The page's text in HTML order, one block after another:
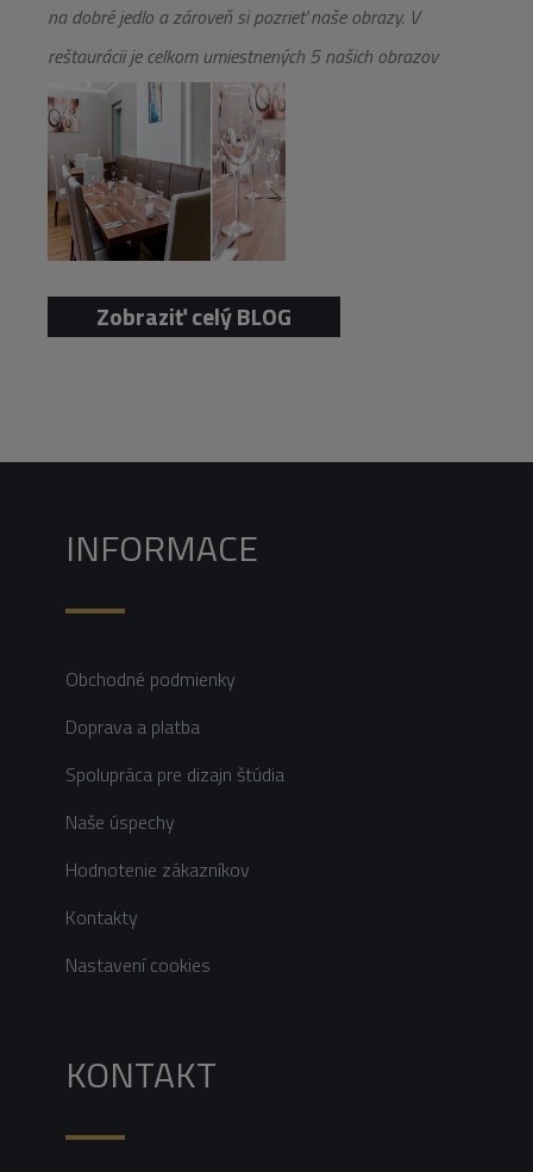
na dobré jedlo a zároveň si pozrieť naše obrazy. V
reštaurácii je celkom umiestnených 5 našich obrazov
Zobraziť celý BLOG
INFORMACE
Obchodné podmienky
Doprava a platba
Spolupráca pre dizajn štúdia
Naše úspechy
Hodnotenie zákazníkov
Kontakty
Nastavení cookies
KONTAKT